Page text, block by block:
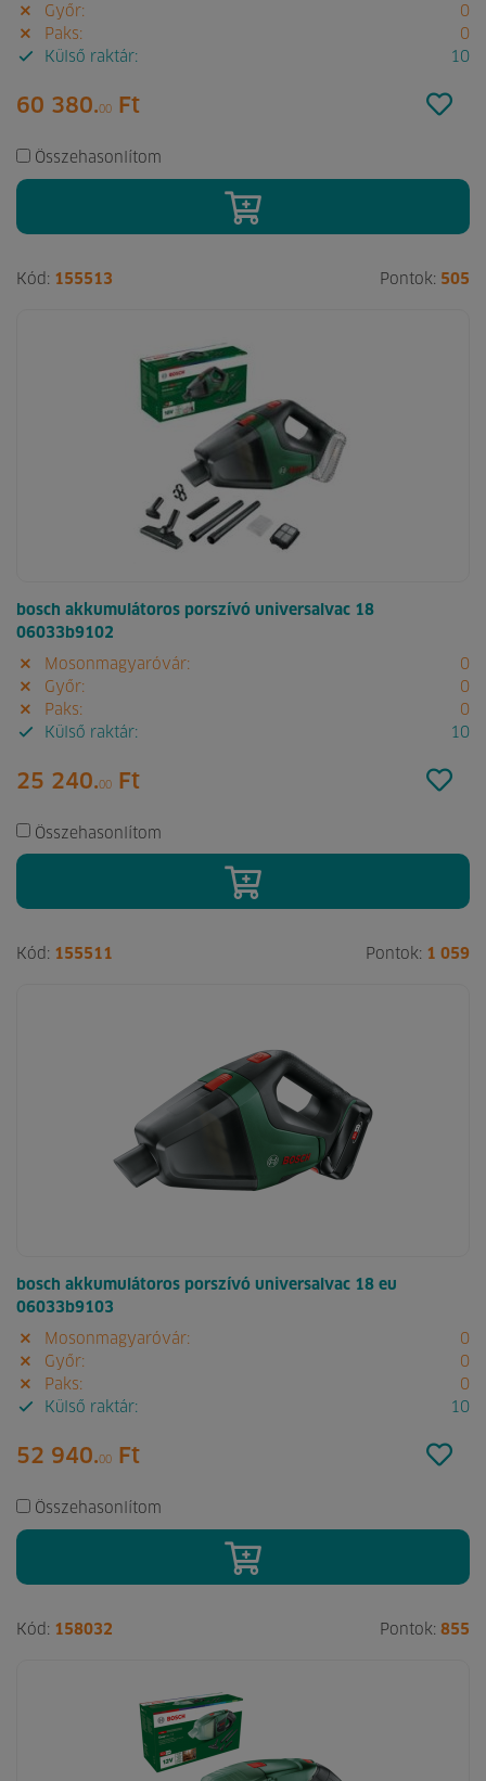
Győr:
0
Paks:
0
Külső raktár:
10
60 380.00 Ft
Összehasonlítom
Kód: 155513 Pontok: 505
bosch akkumulátoros porszívó universalvac 18
06033b9102
Mosonmagyaróvár:
0
Győr:
0
Paks:
0
Külső raktár:
10
25 240.00 Ft
Összehasonlítom
Kód: 155511 Pontok: 1 059
bosch akkumulátoros porszívó universalvac 18 eu
06033b9103
Mosonmagyaróvár:
0
Győr:
0
Paks:
0
Külső raktár:
10
52 940.00 Ft
Összehasonlítom
Kód: 158032 Pontok: 855